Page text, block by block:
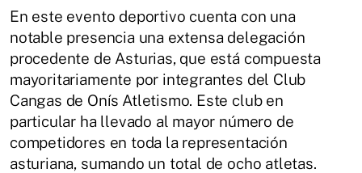
En este evento deportivo cuenta con una
notable presencia una extensa delegación
procedente de Asturias, que está compuesta
mayoritariamente por integrantes del Club
Cangas de Onís Atletismo. Este club en
particular ha llevado al mayor número de
competidores en toda la representación
asturiana, sumando un total de ocho atletas.